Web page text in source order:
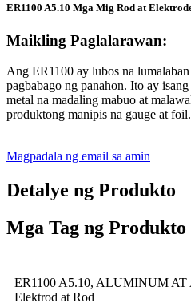
ER1100 A5.10 Mga Mig Rod at
Maikling Paglalarawan:
Ang ER1100 ay lubos na
pagbabago ng panahon. Ito ay
metal na madaling mabuo at
produktong manipis na gauge at foil.
Magpadala ng email sa amin
Detalye ng Produkto
Mga Tag ng Produkto
ER1100 A5.10, ALUMINUM
Elektrod at Rod